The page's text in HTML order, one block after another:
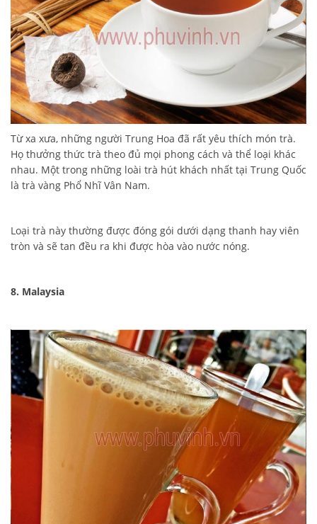
Từ xa xưa, những người Trung Hoa đã rất yêu thích món trà.
Họ thưởng thức trà theo đủ mọi phong cách và thể loại khác
nhau. Một trong những loài trà hút khách nhất tại Trung Quốc
là trà vàng Phổ Nhĩ Vân Nam.
Loại trà này thường được đóng gói dưới dạng thanh hay viên
tròn và sẽ tan đều ra khi được hòa vào nước nóng.
8. Malaysia